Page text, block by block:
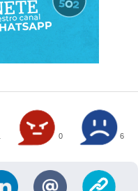
0 6